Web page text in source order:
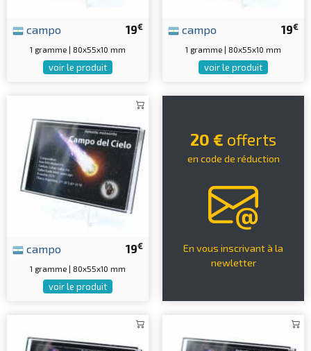
19€
campo
1 gramme | 80x55x10 mm
voir le produit
19€
campo
1 gramme | 80x55x10 mm
voir le produit
19€
campo
1 gramme | 80x55x10 mm
voir le produit
20 € offerts
en code de réduction
En vous inscrivant à la
newletter